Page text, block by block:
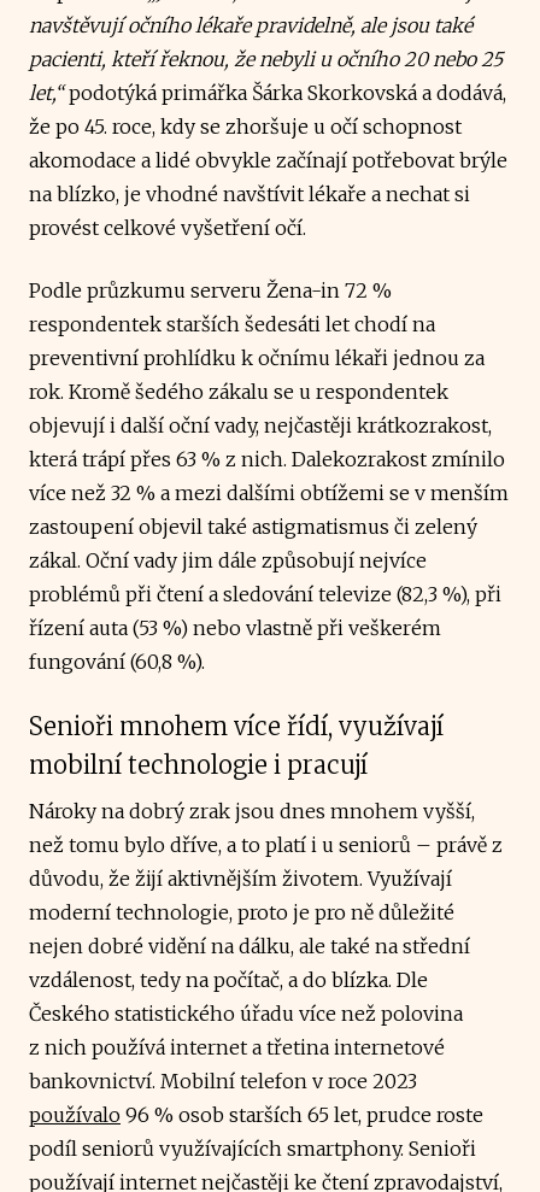
navštěvují očního lékaře pravidelně, ale jsou také
pacienti, kteří řeknou, že nebyli u očního 20 nebo 25
let,“podotýká primářka Šárka Skorkovská a dodává,
že po 45. roce, kdy se zhoršuje u očí schopnost
akomodace a lidé obvykle začínají potřebovat brýle
na blízko, je vhodné navštívit lékaře a nechat si
provést celkové vyšetření očí.
Podle průzkumu serveru Žena-in 72 %
respondentek starších šedesáti let chodí na
preventivní prohlídku k očnímu lékaři jednou za
rok. Kromě šedého zákalu se u respondentek
objevují i další oční vady, nejčastěji krátkozrakost,
která trápí přes 63 % z nich. Dalekozrakost zmínilo
více než 32 % a mezi dalšími obtížemi se v menším
zastoupení objevil také astigmatismus či zelený
zákal. Oční vady jim dále způsobují nejvíce
problémů při čtení a sledování televize (82,3 %), při
řízení auta (53 %) nebo vlastně při veškerém
fungování (60,8 %).
Senioři mnohem více řídí, využívají
mobilní technologie i pracují
Nároky na dobrý zrak jsou dnes mnohem vyšší,
než tomu bylo dříve, a to platí i u seniorů – právě z
důvodu, že žijí aktivnějším životem. Využívají
moderní technologie, proto je pro ně důležité
nejen dobré vidění na dálku, ale také na střední
vzdálenost, tedy na počítač, a do blízka. Dle
Českého statistického úřadu více než polovina
z nich používá internet a třetina internetové
bankovnictví. Mobilní telefon v roce 2023
používalo 96 % osob starších 65 let, prudce roste
podíl seniorů využívajících smartphony. Senioři
používají internet nejčastěji ke čtení zpravodajství,